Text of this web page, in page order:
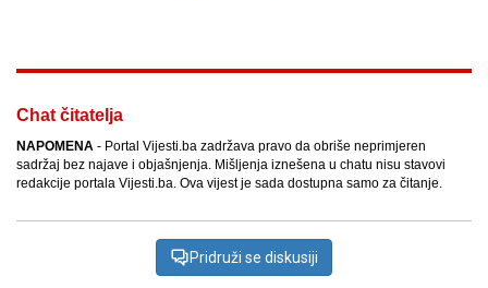
Chat čitatelja
NAPOMENA - Portal Vijesti.ba zadržava pravo da obriše neprimjeren
sadržaj bez najave i objašnjenja. Mišljenja iznešena u chatu nisu stavovi
redakcije portala Vijesti.ba. Ova vijest je sada dostupna samo za čitanje.
Pridruži se diskusiji